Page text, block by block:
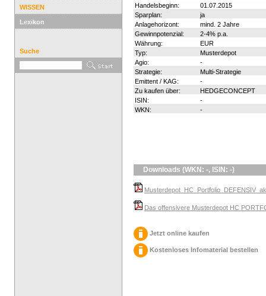
WISSEN
Lexikon
Suche
Handelsbeginn:
01.07.2015
Sparplan:
ja
Anlagehorizont:
mind. 2 Jahre
Gewinnpotenzial:
2-4% p.a.
Währung:
EUR
Typ:
Musterdepot
Agio:
-
Strategie:
Multi-Strategie
Emittent / KAG:
-
Zu kaufen über:
HEDGECONCEPT
ISIN:
-
WKN:
-
Downloads (WKN: -, ISIN: -)
Das offensivere Musterdepot HC
Jetzt online kaufen
Kostenloses Infomaterial bestellen